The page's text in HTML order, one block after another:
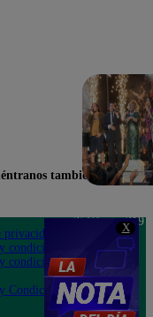
X
también en
condiciones
condiciones
Condiciones
Teléfono: 219
Av. San
Felipe 968
Jesús María